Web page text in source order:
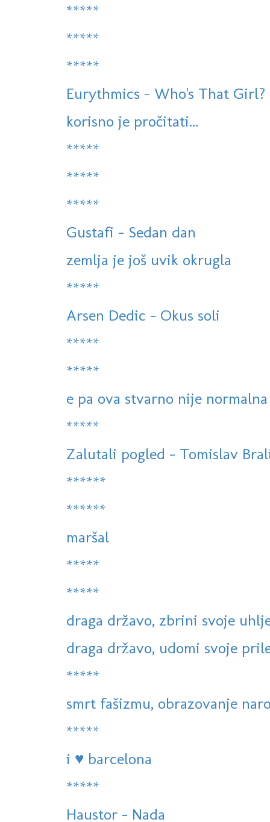
*****
*****
*****
Eurythmics - Who's That Girl?
korisno je pročitati...
*****
*****
*****
Gustafi - Sedan dan
zemlja je još uvik okrugla
*****
Arsen Dedic - Okus soli
*****
*****
e pa ova stvarno nije
*****
Zalutali pogled - Tomislav
******
******
maršal
*****
*****
draga državo, zbrini svoje
draga državo, udomi svoje
*****
smrt fašizmu, obrazovanje
*****
i ♥ barcelona
*****
Haustor - Nada